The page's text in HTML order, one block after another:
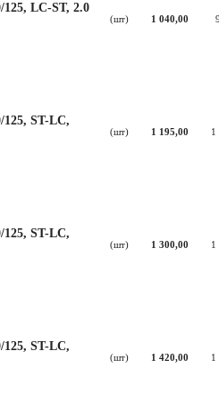
LC-ST, 2.0
(шт) 1 040,00
ST-LC,
(шт) 1 195,00 1
ST-LC,
(шт) 1 300,00 1
ST-LC,
(шт) 1 420,00 1